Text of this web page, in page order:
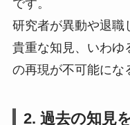
です。
研究者が異動や退職
貴重な知見、いわゆ
の再現が不可能にな
2. 過去の知見